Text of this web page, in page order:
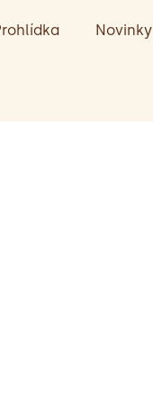
Novinky